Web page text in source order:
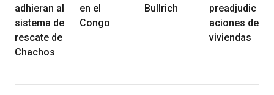
adhieran al
sistema de
rescate de
Chachos
en el
Congo
Bullrich
preadjudic
aciones de
viviendas